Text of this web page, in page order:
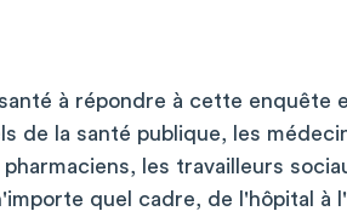
à répondre à cette enquête
de la santé publique, les
les travailleurs
quel cadre, de l'hôpital à